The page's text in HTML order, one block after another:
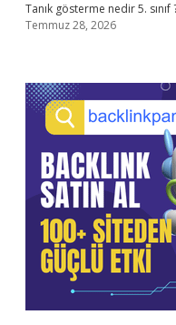
Tanık gösterme nedir 5. sınıf
Temmuz 28, 2026